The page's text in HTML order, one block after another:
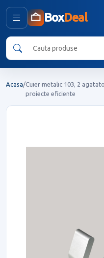
BoxDeal
Acasa/Cuier metalic 103, 2
proiecte eficiente